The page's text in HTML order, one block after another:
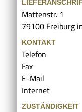
Mattenstr. 1
79100 Freiburg
KONTAKT
Telefon
Fax
E-Mail
Internet
ZUSTÄNDIGKEIT